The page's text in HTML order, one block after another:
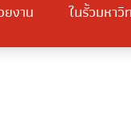
งาน ในรั้วมหาวิ